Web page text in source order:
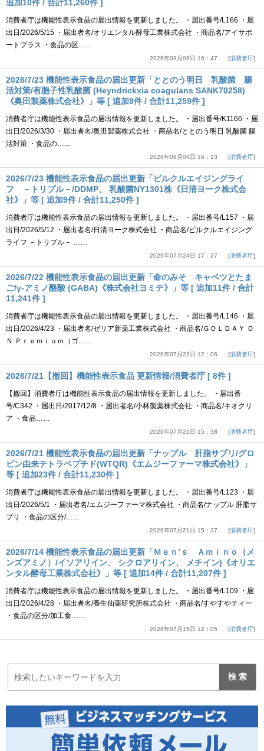
追加10件 / 合計11,260件 ]
消費者庁は機能性表示食品の届出情報を更新しました。 ・届出番号/L166 ・届
出日/2026/5/15 ・届出者名/オリエンタル酵母工業株式会社 ・商品名/アイサポ
ートプラス ・食品の区……
2026年08月06日 16：47 消費者庁
2026/7/23 機能性表示食品の届出更新「ととのう明日 乳酸菌 腸
活対策/有胞子性乳酸菌 (Heyndrickxia coagulans SANK70258)
《奥田製薬株式会社》」等 [ 追加9件 / 合計11,259件 ]
消費者庁は機能性表示食品の届出情報を更新しました。 ・届出番号/K1166 ・届
出日/2026/3/30 ・届出者名/奥田製薬株式会社 ・商品名/ととのう明日 乳酸菌 腸
活対策 ・食品の……
2026年08月04日 16：13 消費者庁
2026/7/23 機能性表示食品の届出更新「ピルクルエイジングライ
フ －トリプル－/DDMP、 乳酸菌NY1301株《日清ヨーク株式会
社》」等 [ 追加9件 / 合計11,250件 ]
消費者庁は機能性表示食品の届出情報を更新しました。 ・届出番号/L157 ・届
出日/2026/5/12 ・届出者名/日清ヨーク株式会社 ・商品名/ピルクルエイジング
ライフ －トリプル－ ……
2026年07月24日 17：27 消費者庁
2026/7/22 機能性表示食品の届出更新「命のみそ キャベツとたま
ご/γ-アミノ酪酸 (GABA)《株式会社ヨミテ》」等 [ 追加11件 / 合計
11,241件 ]
消費者庁は機能性表示食品の届出情報を更新しました。 ・届出番号/L146 ・届
出日/2026/4/23 ・届出者名/ゼリア新薬工業株式会社 ・商品名/ＧＯＬＤＡＹ Ｏ
Ｎ Ｐｒｅｍｉｕｍ（ゴ……
2026年07月23日 12：06 消費者庁
2026/7/21【撤回】機能性表示食品 更新情報/消費者庁 [ 8件 ]
【撤回】消費者庁は機能性表示食品の届出情報を更新しました。 ・届出番
号/C342 ・届出日/2017/12/8 ・届出者名/小林製薬株式会社 ・商品名/キオクリ
ア ・食品……
2026年07月21日 15：38 消費者庁
2026/7/21 機能性表示食品の届出更新「ナップル 肝脂サプリ/グロ
ビン由来テトラペプチド(WTQR)《エムジーファーマ株式会社》」
等 [ 追加23件 / 合計11,230件 ]
消費者庁は機能性表示食品の届出情報を更新しました。 ・届出番号/L123 ・届
出日/2026/5/1 ・届出者名/エムジーファーマ株式会社 ・商品名/ナップル 肝脂サ
プリ ・食品の区分/……
2026年07月21日 15：37 消費者庁
2026/7/14 機能性表示食品の届出更新「Ｍｅｎ’ｓ Ａｍｉｎｏ（メ
ンズアミノ）/イソアリイン、 シクロアリイン、 メチイン)《オリエ
ンタル酵母工業株式会社》」等 [ 追加14件 / 合計11,207件 ]
消費者庁は機能性表示食品の届出情報を更新しました。 ・届出番号/L109 ・届
出日/2026/4/28 ・届出者名/養生仙薬研究所株式会社 ・商品名/すやすやティー
・食品の区分/加工食……
2026年07月15日 12：05 消費者庁